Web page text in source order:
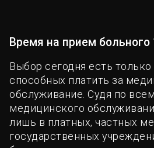
Время на прием больного
Выбор сегодня есть только
способных платить за
обслуживание. Судя по
медицинского
лишь в платных, частных
государственных